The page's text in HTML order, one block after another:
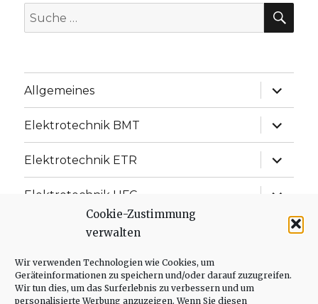
Cookie-Zustimmung
verwalten
Wir verwenden Technologien wie Cookies, um
Geräteinformationen zu speichern und/oder darauf zuzugreifen.
Wir tun dies, um das Surferlebnis zu verbessern und um
personalisierte Werbung anzuzeigen. Wenn Sie diesen
Suche
nach:
Allgemeines
Elektrotechnik BMT
Elektrotechnik ETR
Elektrotechnik UFC
Elektrotechnik ISD
Messtechnik
Regelungstechnik